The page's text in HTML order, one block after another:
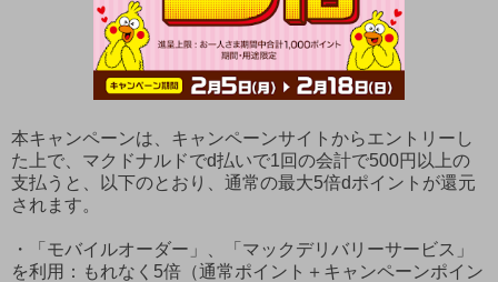
本キャンペーンは、キャンペーンサイトからエントリーし
た上で、マクドナルドでd払いで1回の会計で500円以上の
支払うと、以下のとおり、通常の最大5倍dポイントが還元
されます。
・「モバイルオーダー」、「マックデリバリーサービス」
を利用：もれなく5倍（通常ポイント＋キャンペーンポイン